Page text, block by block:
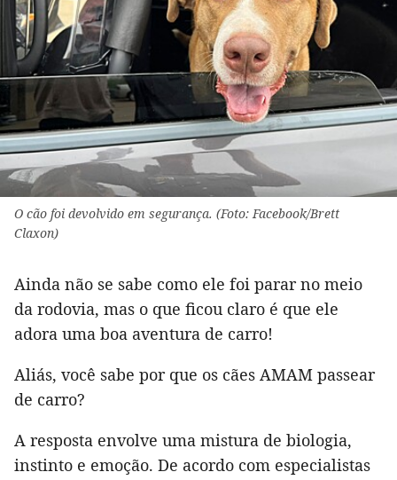
O cão foi devolvido em segurança. (Foto: Facebook/Brett
Claxon)
Ainda não se sabe como ele foi parar no meio
da rodovia, mas o que ficou claro é que ele
adora uma boa aventura de carro!
Aliás, você sabe por que os cães AMAM passear
de carro?
A resposta envolve uma mistura de biologia,
instinto e emoção. De acordo com especialistas